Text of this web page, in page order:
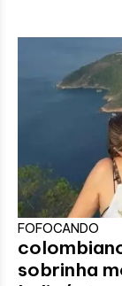
FOFOCANDO
sobrinha